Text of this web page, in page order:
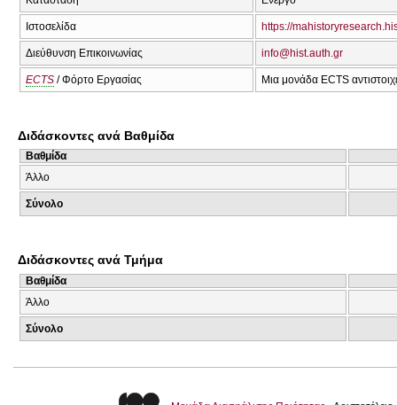
Ιστοσελίδα https://
Διεύθυνση Επικοινωνίας info@hist.auth.gr
ECTS / Φόρτο Εργασίας Μια μονάδα ECTS
Διδάσκοντες ανά Βαθμίδα
Βαθμίδα
Σύνολο
Άλλο
Διδάσκοντες ανά Τμήμα
Βαθμίδα
Σύνολο
Άλλο